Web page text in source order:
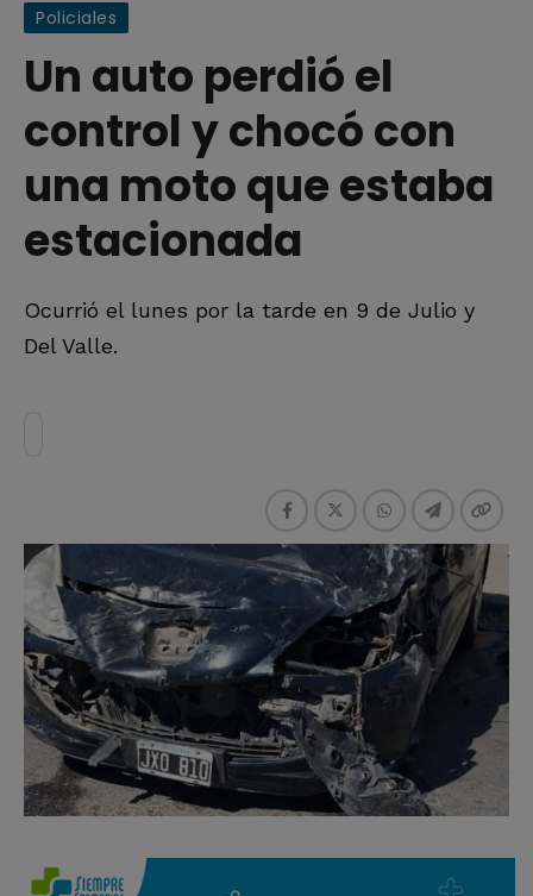
Policiales
Un auto perdió el
control y chocó con
una moto que estaba
estacionada
Ocurrió el lunes por la tarde en 9 de Julio y
Del Valle.